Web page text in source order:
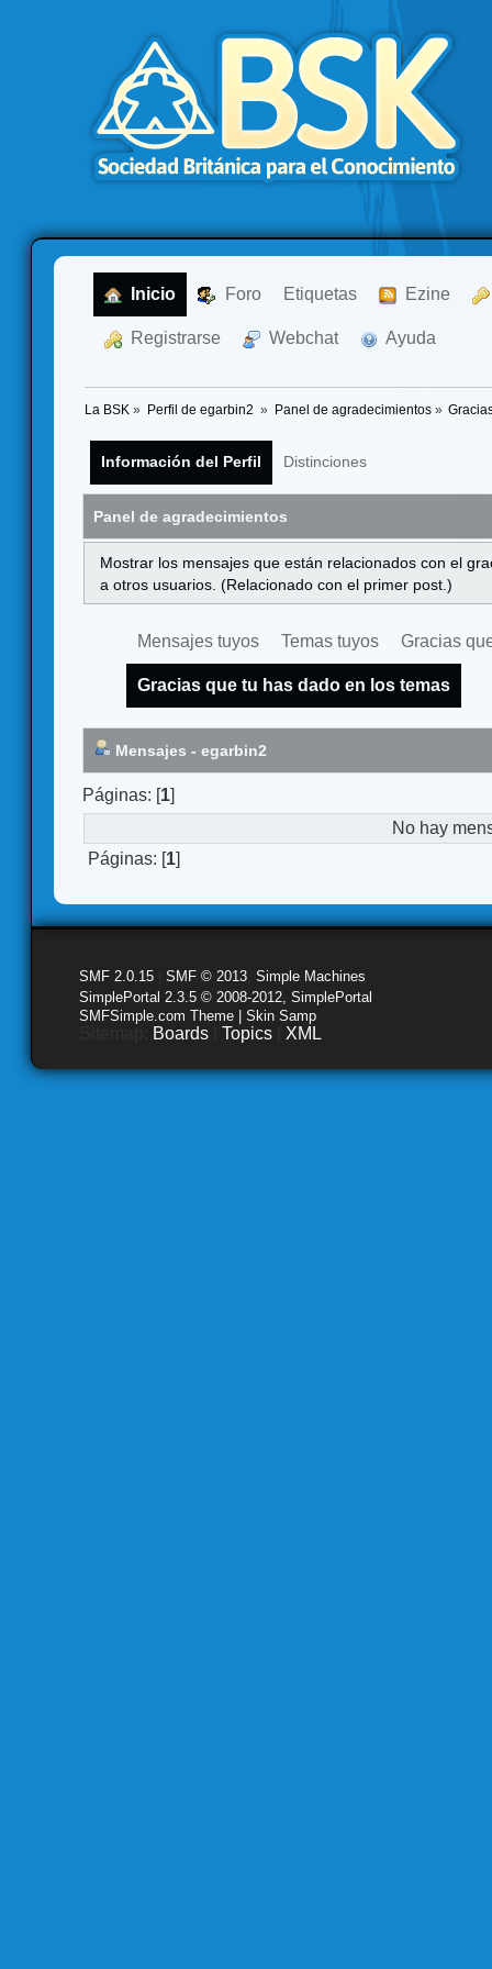
Inicio Foro Etiquetas Ezine
Registrarse Webchat Ayuda
La BSK » Perfil de egarbin2 » Panel de agradecimientos»
Información del Perfil Distinciones
Panel de agradecimientos
Mostrar los mensajes que están relacionados con el
a otros usuarios. (Relacionado con el primer post.)
Mensajes tuyos Temas tuyos Gracias
Gracias que tu has dado en los temas
Mensajes - egarbin2
Páginas: [1]
No hay
Páginas: [1]
SMF 2.0.15 SMF © 2013 Simple Machines
SimplePortal 2.3.5 © 2008-2012, SimplePortal
SMFSimple.com Theme | Skin Samp
Boards Topics XML